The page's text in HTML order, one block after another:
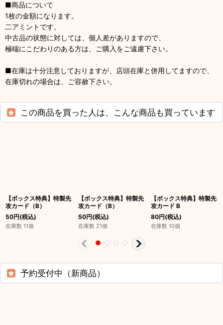
■商品について
1枚の金額になります。
二アミントです。
中古品の状態に対しては、個人差がありますので、
極端にこだわりのある方は、ご購入をご遠慮下さい。
■在庫は十分注意しておりますが、店頭在庫と併用してますので、
在庫切れの場合は、ご容赦下さい。
この商品を買った人は、こんな商品も買っています
【ボックス特典】特製先
攻カード（B）
50円(税込)
在庫数 11個
【ボックス特典】特製先
攻カード（B）
50円(税込)
在庫数 21個
【ボックス特典】特製先
攻カード B
80円(税込)
在庫数 10個
予約受付中（新商品）